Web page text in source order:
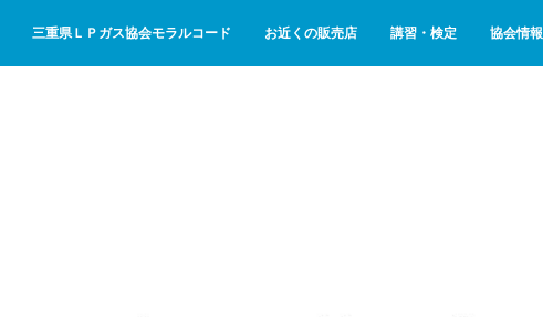
三重県ＬＰガス協会モラルコード お近くの販売店 講習・検定 協会情報